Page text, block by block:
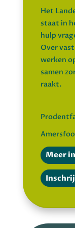
Het
staat in
hulp
Over
werken
samen
raakt.
Meer